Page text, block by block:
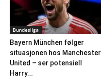
Bundesliga
Bayern München følger
situasjonen hos Manchester
United – ser potensiell
Harry...